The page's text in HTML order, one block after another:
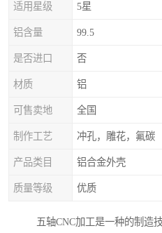
适用星级 5星
铝含量 99.5
是否进口 否
材质 铝
可售卖地 全国
制作工艺 冲孔，雕花，氟碳
产品类目 铝合金外壳
质量等级 优质
五轴CNC加工是一种的制造